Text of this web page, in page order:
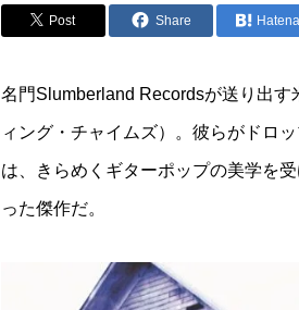
Post Share Hatena
名門Slumberland Recordsが送り出
ィング・チャイムズ）。彼らがドロ
は、きらめくギターポップの美学を
った傑作だ。